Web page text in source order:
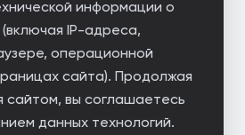
информации о
IP-адреса,
операционной
сайта). Продолжая
сайтом, вы соглашаетесь
данных технологий.